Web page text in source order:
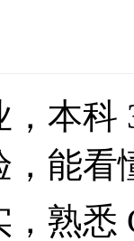
本科
能看
熟悉